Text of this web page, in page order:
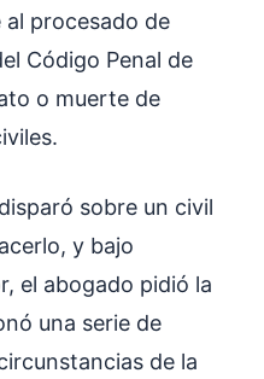
al procesado de
Código Penal de
o muerte de
sobre un civil
y bajo
el abogado pidió la
una serie de
de la